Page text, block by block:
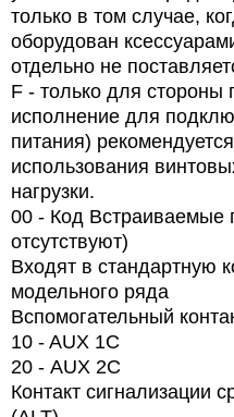
только в том случае,
оборудован
отдельно не
F - только для стороны
исполнение для
питания)
использования
нагрузки.
00 - Код Встраиваемые
отсутствуют)
Входят в стандартную
модельного ряда
Вспомогательный
10 - AUX 1C
20 - AUX 2C
Контакт сигнализации